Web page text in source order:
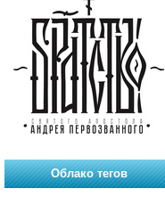
Облако тегов